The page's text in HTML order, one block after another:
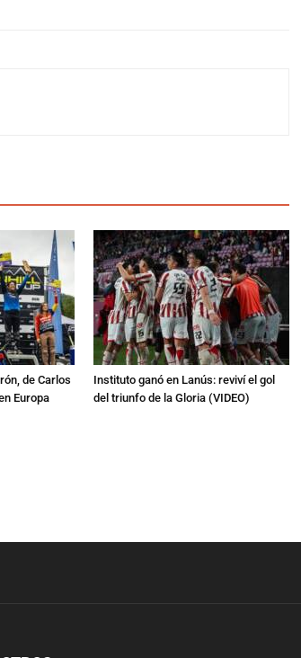
de Carlos
Europa
Instituto ganó en Lanús: reviví el gol
del triunfo de la Gloria (VIDEO)